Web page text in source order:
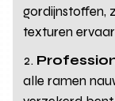
gordijnstoffen,
texturen
alle ramen